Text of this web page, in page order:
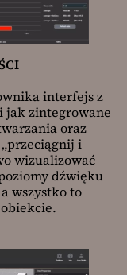
interfejs z
jak zintegrowane
oraz
i
wizualizować
dźwięku
wszystko to